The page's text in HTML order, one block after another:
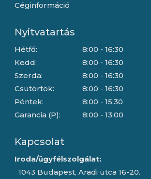
Céginformáció
Nyitvatartás
Hétfő:
Kedd:
Szerda:
Csütörtök:
Péntek:
Garancia (P):
8:00 - 16:30
8:00 - 16:30
8:00 - 16:30
8:00 - 16:30
8:00 - 15:30
8:00 - 13:00
Kapcsolat
Iroda/ügyfélszolgálat:
1043 Budapest, Aradi utca 16-20.